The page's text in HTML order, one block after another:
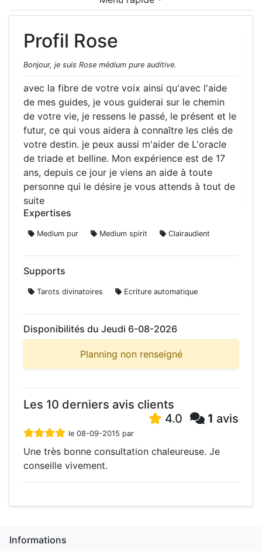
Profil Rose
Bonjour, je suis Rose médium pure auditive.
avec la fibre de votre voix ainsi qu'avec l'aide
de mes guides, je vous guiderai sur le chemin
de votre vie, je ressens le passé, le présent et le
futur, ce qui vous aidera à connaître les clés de
votre destin. je peux aussi m'aider de L'oracle
de triade et belline. Mon expérience est de 17
ans, depuis ce jour je viens an aide à toute
personne qui le désire je vous attends à tout de
suite
Expertises
Medium pur Medium spirit Clairaudient
Supports
Tarots divinatoires Ecriture automatique
Disponibilités du Jeudi 6-08-2026
Planning non renseigné
Les 10 derniers avis clients
4.0
1 avis
le 08-09-2015 par
Une très bonne consultation chaleureuse. Je
conseille vivement.
Informations